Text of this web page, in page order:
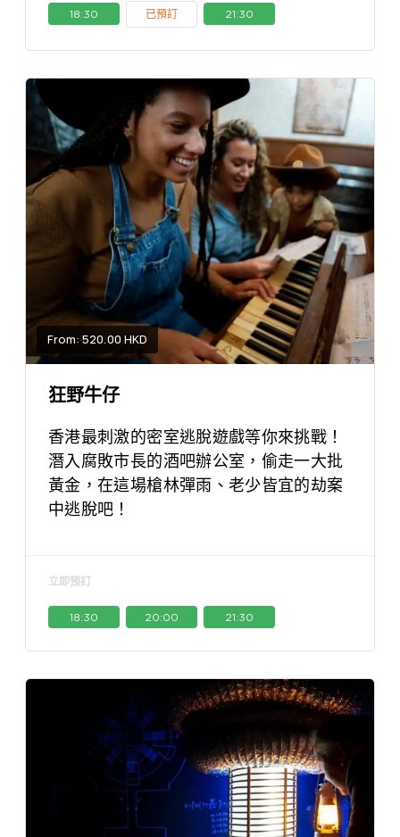
18:30 已預訂 21:30
From: 520.00 HKD
狂野牛仔
香港最刺激的密室逃脫遊戲等你來挑戰！
潛入腐敗市長的酒吧辦公室，偷走一大批
黃金，在這場槍林彈雨、老少皆宜的劫案
中逃脫吧！
立即預訂
18:30 20:00 21:30